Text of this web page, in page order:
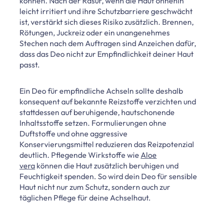
leicht irritiert und ihre Schutzbarriere geschwächt
ist, verstärkt sich dieses Risiko zusätzlich. Brennen,
Rötungen, Juckreiz oder ein unangenehmes
Stechen nach dem Auftragen sind Anzeichen dafür,
dass das Deo nicht zur Empfindlichkeit deiner Haut
passt.
Ein Deo für empfindliche Achseln sollte deshalb
konsequent auf bekannte Reizstoffe verzichten und
stattdessen auf beruhigende, hautschonende
Inhaltsstoffe setzen. Formulierungen ohne
Duftstoffe und ohne aggressive
Konservierungsmittel reduzieren das Reizpotenzial
deutlich. Pflegende Wirkstoffe wie Aloe
vera können die Haut zusätzlich beruhigen und
Feuchtigkeit spenden. So wird dein Deo für sensible
Haut nicht nur zum Schutz, sondern auch zur
täglichen Pflege für deine Achselhaut.